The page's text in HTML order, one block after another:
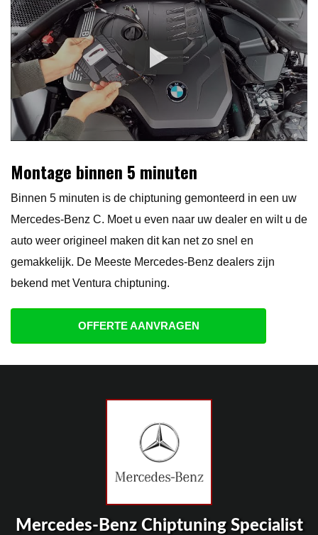
Montage binnen 5 minuten
Binnen 5 minuten is de chiptuning gemonteerd in een uw
Mercedes-Benz C. Moet u even naar uw dealer en wilt u de
auto weer origineel maken dit kan net zo snel en
gemakkelijk. De Meeste Mercedes-Benz dealers zijn
bekend met Ventura chiptuning.
OFFERTE AANVRAGEN
Mercedes-Benz Chiptuning Specialist